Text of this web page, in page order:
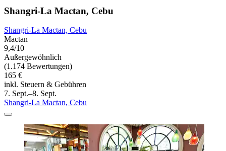
Shangri-La Mactan, Cebu
Shangri-La Mactan, Cebu
Mactan
9,4/10
Außergewöhnlich
(1.174 Bewertungen)
165 €
inkl. Steuern & Gebühren
7. Sept.–8. Sept.
Shangri-La Mactan, Cebu